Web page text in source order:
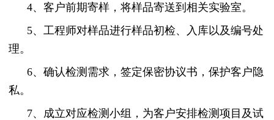
4、客户前期寄样，将样品寄送到相关实验室。
5、工程师对样品进行样品初检、入库以及编号处
理。
6、确认检测需求，签定保密协议书，保护客户隐
私。
7、成立对应检测小组，为客户安排检测项目及试